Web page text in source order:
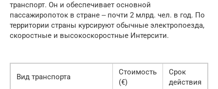
транспорт. Он и обеспечивает основной
пассажиропоток в стране ‒ почти 2 млрд. чел. в год. По
территории страны курсируют обычные электропоезда,
скоростные и высокоскоростные Интерсити.
Вид транспорта
Стоимость
(€)
Срок
действия